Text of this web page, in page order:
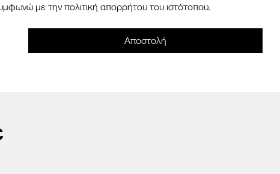
με την πολιτική απορρήτου του ιστότοπου.
Αποστολή